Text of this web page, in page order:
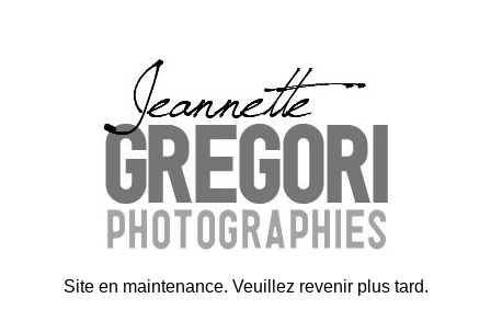
Site en maintenance. Veuillez revenir plus tard.